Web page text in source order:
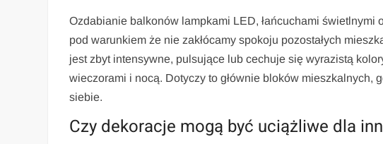
Ozdabianie balkonów lampkami LED, łańcuchami
pod warunkiem że nie zakłócamy spokoju pozostałych
jest zbyt intensywne, pulsujące lub cechuje się wyrazistą
wieczorami i nocą. Dotyczy to głównie bloków
siebie.
Czy dekoracje mogą być uciążliwe dla